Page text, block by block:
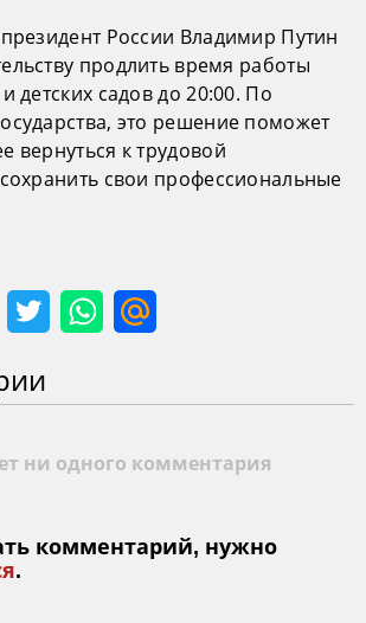
России Владимир Путин
продлить время работы
детских садов до 20:00. По
это решение поможет
вернуться к трудовой
свои профессиональные
ни одного комментария
комментарий, нужно
.